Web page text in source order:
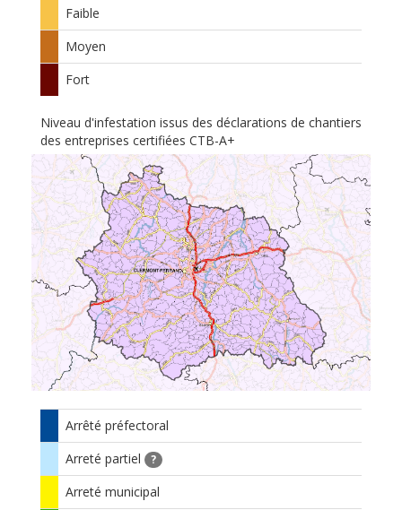
Faible
Moyen
Fort
Niveau d'infestation issus des déclarations de chantiers
des entreprises certifiées CTB-A+
Arrêté préfectoral
Arreté partiel
?
Arreté municipal